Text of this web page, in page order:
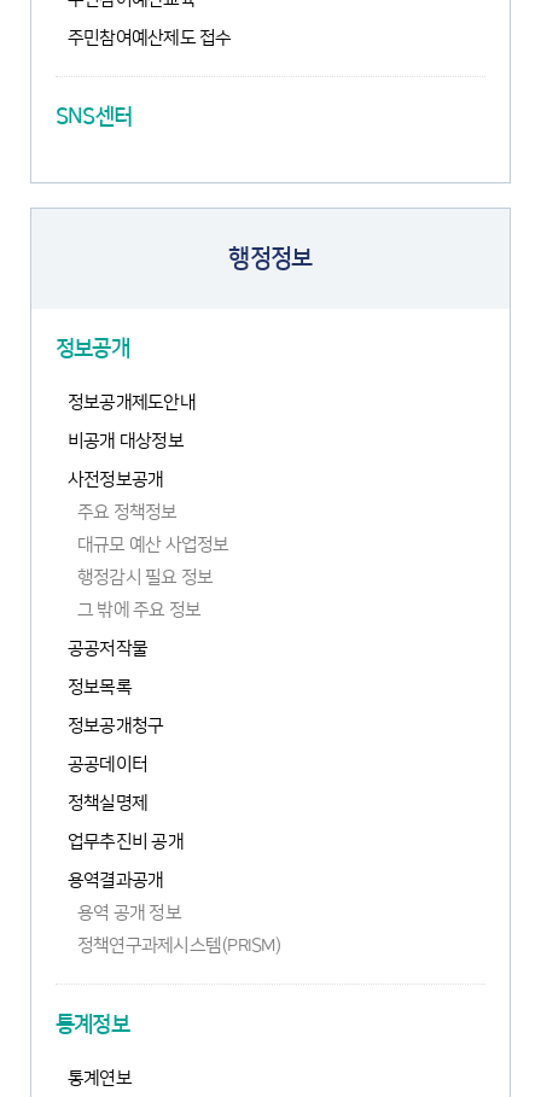
주민참여예산제도 접수
SNS센터
행정정보
정보공개
정보공개제도안내
비공개 대상정보
사전정보공개
주요 정책정보
대규모 예산 사업정보
행정감시 필요 정보
그 밖에 주요 정보
공공저작물
정보목록
정보공개청구
공공데이터
정책실명제
업무추진비 공개
용역결과공개
용역 공개 정보
정책연구과제시스템(PRISM)
통계정보
통계연보